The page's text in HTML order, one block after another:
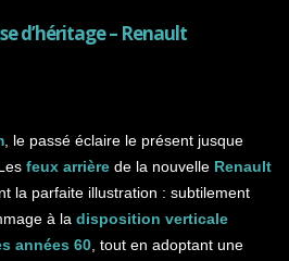
d’héritage – Renault
, le passé éclaire le présent jusque
feux arrière de la nouvelle Renault
la parfaite illustration : subtilement
à la disposition verticale
années 60 , tout en adoptant une